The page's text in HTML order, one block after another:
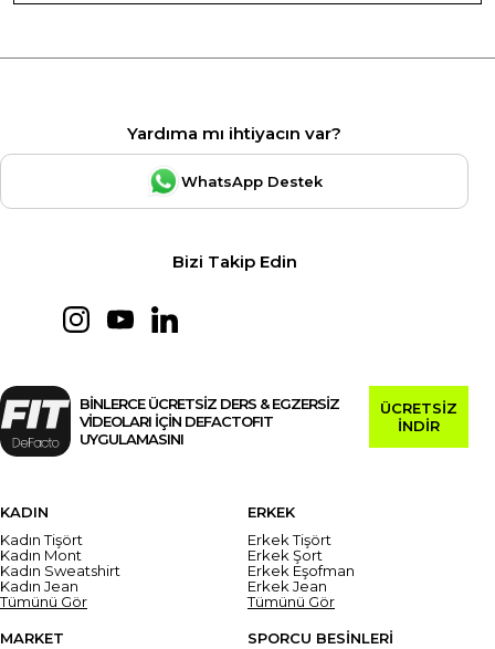
Yardıma mı ihtiyacın var?
WhatsApp Destek
Bizi Takip Edin
BİNLERCE ÜCRETSİZ DERS & EGZERSİZ
VİDEOLARI İÇİN DEFACTOFIT
UYGULAMASINI
ÜCRETSİZ
İNDİR
KADIN
Kadın Tişört
Kadın Mont
Kadın Sweatshirt
Kadın Jean
Tümünü Gör
ERKEK
Erkek Tişört
Erkek Şort
Erkek Eşofman
Erkek Jean
Tümünü Gör
MARKET
SPORCU BESİNLERİ